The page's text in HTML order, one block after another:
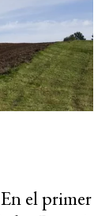
el primer